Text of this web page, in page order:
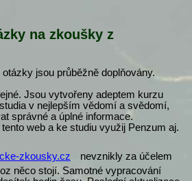
na zkoušky z
jsou průběžně doplňovány.
Jsou vytvořeny adeptem kurzu
v nejlepším vědomí a svědomí,
správné a úplné informace.
web a ke studiu využij Penzum aj.
zkousky.cz
nevznikly za účelem
něco stojí. Samotné vypracování